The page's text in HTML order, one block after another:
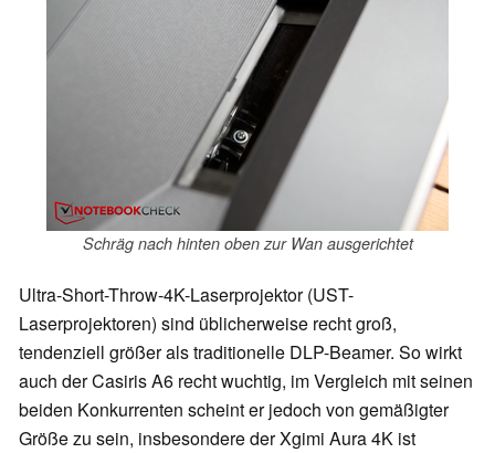
Schräg nach hinten oben zur Wan ausgerichtet
Ultra-Short-Throw-4K-Laserprojektor (UST-
Laserprojektoren) sind üblicherweise recht groß,
tendenziell größer als traditionelle DLP-Beamer. So wirkt
auch der Casiris A6 recht wuchtig, im Vergleich mit seinen
beiden Konkurrenten scheint er jedoch von gemäßigter
Größe zu sein, insbesondere der Xgimi Aura 4K ist